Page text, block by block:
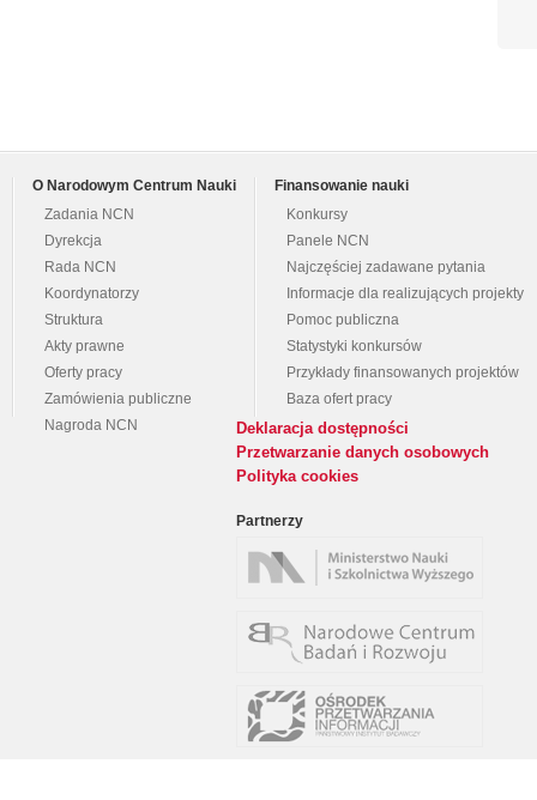
O Narodowym Centrum Nauki
Zadania NCN
Dyrekcja
Rada NCN
Koordynatorzy
Struktura
Akty prawne
Oferty pracy
Zamówienia publiczne
Nagroda NCN
Finansowanie nauki
Konkursy
Panele NCN
Najczęściej zadawane pytania
Informacje dla realizujących projekty
Pomoc publiczna
Statystyki konkursów
Przykłady finansowanych projektów
Baza ofert pracy
Deklaracja dostępności
Przetwarzanie danych osobowych
Polityka cookies
Partnerzy